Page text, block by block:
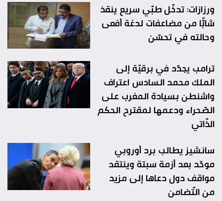
ورزازات: تدخّل طبّي سريع ينقذ
شابًّا من مضاعفات لدغة أفعى
وحالته في تحسّن
ترامب يجدّد في برقيّة إلى
الملك محمد السادس اعتراف
واشنطن بسيادة المغرب على
الصّحراء ودعمها لمقترح الحكم
الذّاتي
سانشيز يطالب برد أوروبي
موحّد بعد أزمة سبتة وينتقد
مواقف دول دعاها إلى مزيد
من التّضامن